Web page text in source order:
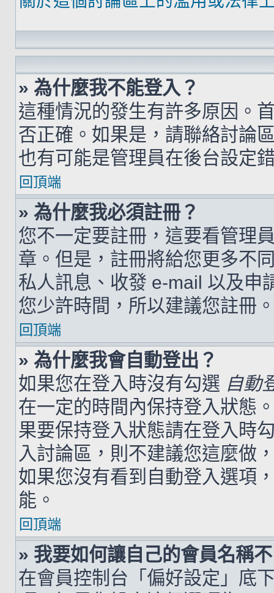
» 為什麼我不能登入？
這種情況的發生有許多原因。
否正確。如果是，請聯絡討論
也有可能是管理員在後台設定
回頂端
» 為什麼我必須註冊？
您不一定要註冊，這要看管理
章。但是，註冊將給您更多不
私人訊息、收發 e-mail 以及申
您少許時間，所以建議您註冊
回頂端
» 為什麼我會自動登出？
如果您在登入時沒有勾選 自動
在一定的時間內保持登入狀態
果要保持登入狀態請在登入時
入討論區，則不建議您這麼做
如果您沒有看到自動登入選項
能。
回頂端
» 我要如何讓自己的會員名稱
在會員控制台「偏好設定」底